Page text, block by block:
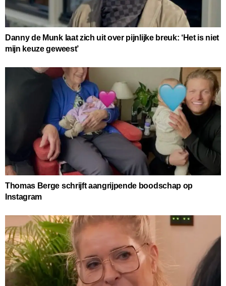
Danny de Munk laat zich uit over pijnlijke breuk: ‘Het is niet
mijn keuze geweest’
Thomas Berge schrijft aangrijpende boodschap op
Instagram